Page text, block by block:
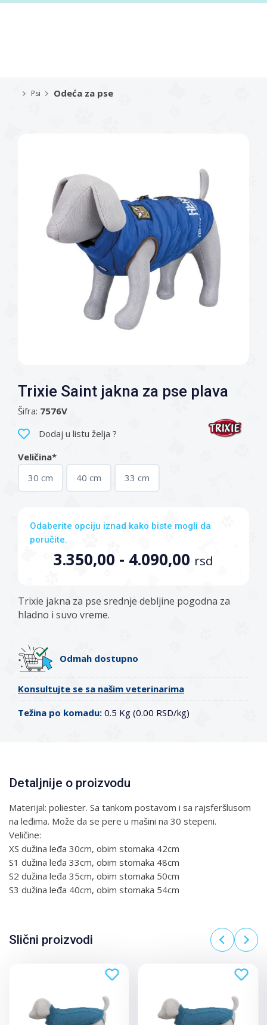
Psi Odeća za pse
Trixie Saint jakna za pse plava
Šifra: 7576V
Dodaj u listu želja ?
Veličina*
30 cm
40 cm 33 cm
Odaberite opciju iznad kako biste mogli da
poručite.
3.350,00 - 4.090,00 rsd
Trixie jakna za pse srednje debljine pogodna za
hladno i suvo vreme.
Odmah dostupno
Konsultujte se sa našim veterinarima
Težina po komadu: 0.5 Kg (0.00 RSD/kg)
Detaljnije o proizvodu
Materijal: poliester. Sa tankom postavom i sa rajsferšlusom
na leđima. Može da se pere u mašini na 30 stepeni.
Veličine:
XS dužina leđa 30cm, obim stomaka 42cm
S1 dužina leđa 33cm, obim stomaka 48cm
S2 dužina leđa 35cm, obim stomaka 50cm
S3 dužina leđa 40cm, obim stomaka 54cm
Slični proizvodi